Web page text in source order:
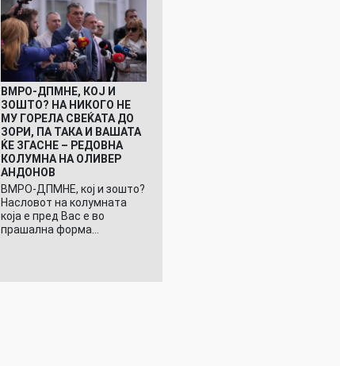
ВМРО-ДПМНЕ, КОЈ И
ЗОШТО? НА НИКОГО НЕ
МУ ГОРЕЛА СВЕЌАТА ДО
ЗОРИ, ПА ТАКА И ВАШАТА
ЌЕ ЗГАСНЕ – РЕДОВНА
КОЛУМНА НА ОЛИВЕР
АНДОНОВ
ВМРО-ДПМНЕ, кој и зошто?
Насловот на колумната
која е пред Вас е во
прашална форма…